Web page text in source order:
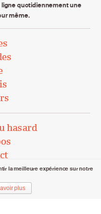
quotidiennement une
même.
hasard
2015 – 2026
respectifs.
la meilleure expérience sur notre
plus